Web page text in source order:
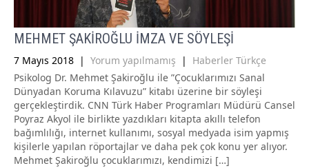
MEHMET ŞAKİROĞLU İMZA VE SÖYLEŞİ
7 Mayıs 2018 | Yorum yapılmamış | Haberler Türkçe
Psikolog Dr. Mehmet Şakiroğlu ile ”Çocuklarımızı Sanal
Dünyadan Koruma Kılavuzu” kitabı üzerine bir söyleşi
gerçekleştirdik. CNN Türk Haber Programları Müdürü Cansel
Poyraz Akyol ile birlikte yazdıkları kitapta akıllı telefon
bağımlılığı, internet kullanımı, sosyal medyada isim yapmış
kişilerle yapılan röportajlar ve daha pek çok konu yer alıyor.
Mehmet Şakiroğlu çocuklarımızı, kendimizi […]